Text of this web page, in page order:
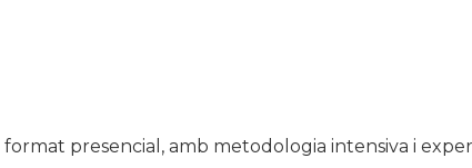
format presencial, amb metodologia intensiva i